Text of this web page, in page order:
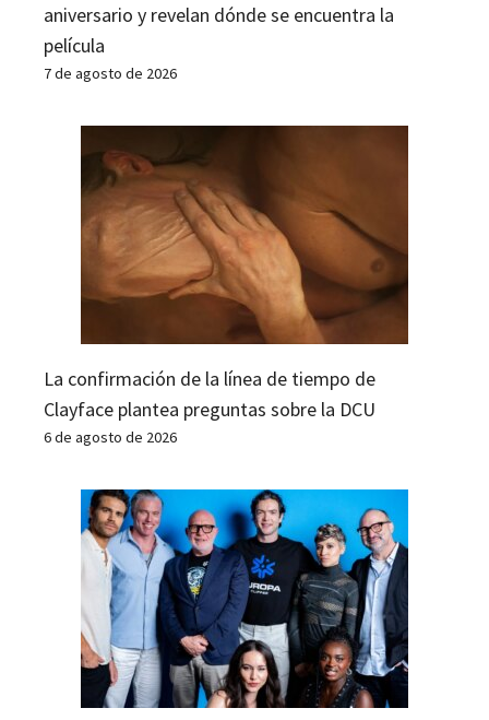
aniversario y revelan dónde se encuentra la
película
7 de agosto de 2026
La confirmación de la línea de tiempo de
Clayface plantea preguntas sobre la DCU
6 de agosto de 2026